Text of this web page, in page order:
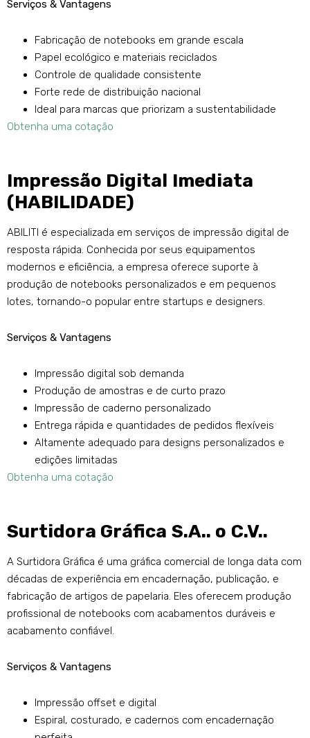
Serviços & Vantagens
Fabricação de notebooks em grande escala
Papel ecológico e materiais reciclados
Controle de qualidade consistente
Forte rede de distribuição nacional
Ideal para marcas que priorizam a sustentabilidade
Obtenha uma cotação
Impressão Digital Imediata
(HABILIDADE)
ABILITI é especializada em serviços de impressão digital de
resposta rápida. Conhecida por seus equipamentos
modernos e eficiência, a empresa oferece suporte à
produção de notebooks personalizados e em pequenos
lotes, tornando-o popular entre startups e designers.
Serviços & Vantagens
Impressão digital sob demanda
Produção de amostras e de curto prazo
Impressão de caderno personalizado
Entrega rápida e quantidades de pedidos flexíveis
Altamente adequado para designs personalizados e
edições limitadas
Obtenha uma cotação
Surtidora Gráfica S.A.. o C.V..
A Surtidora Gráfica é uma gráfica comercial de longa data com
décadas de experiência em encadernação, publicação, e
fabricação de artigos de papelaria. Eles oferecem produção
profissional de notebooks com acabamentos duráveis ​​e
acabamento confiável.
Serviços & Vantagens
Impressão offset e digital
Espiral, costurado, e cadernos com encadernação